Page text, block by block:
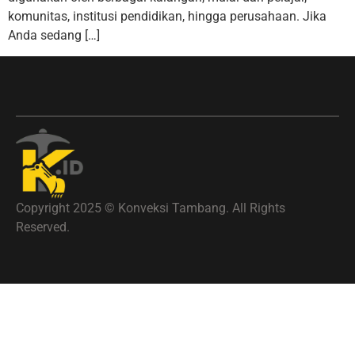
komunitas, institusi pendidikan, hingga perusahaan. Jika
Anda sedang […]
Copyright 2025 © Konveksi Tambang. All Rights
Reserved.